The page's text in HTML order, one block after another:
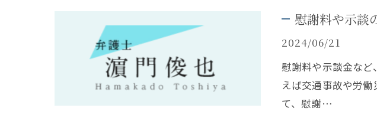
慰謝料や示談
2024/06/21
慰謝料や示談金な
えば交通事故や労
て、慰謝…